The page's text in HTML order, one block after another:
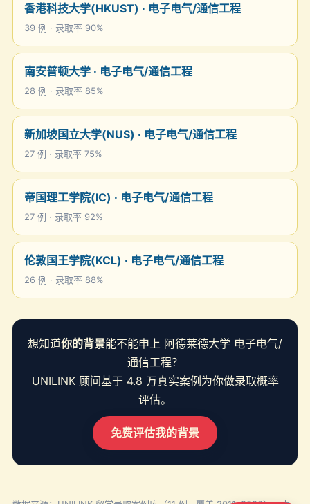
香港科技大学(HKUST) · 电子电气/通信工程
39 例 · 录取率 90%
南安普顿大学 · 电子电气/通信工程
28 例 · 录取率 85%
新加坡国立大学(NUS) · 电子电气/通信工程
27 例 · 录取率 75%
帝国理工学院(IC) · 电子电气/通信工程
27 例 · 录取率 92%
伦敦国王学院(KCL) · 电子电气/通信工程
26 例 · 录取率 88%
想知道你的背景能不能申上 阿德莱德大学 电子电气/
通信工程？
UNILINK 顾问基于 4.8 万真实案例为你做录取概率
评估。
免费评估我的背景